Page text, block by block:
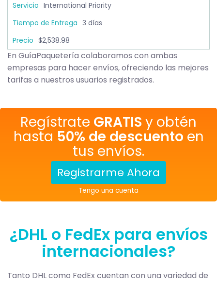
International Priority
3 días
$2,538.98
En GuíaPaquetería colaboramos con ambas
empresas para hacer envíos, ofreciendo las mejores
tarifas a nuestros usuarios registrados.
Regístrate GRATIS y obtén
hasta 50% de descuento en
tus envíos.
Registrarme Ahora
Tengo una cuenta
¿DHL o FedEx para envíos
internacionales?
Tanto DHL como FedEx cuentan con una variedad de